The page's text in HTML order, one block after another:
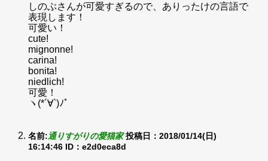
しのぶさんが可愛すぎるので、ありったけの言語で
表現します！
可愛い！
cute!
mignonne!
carina!
bonita!
niedlich!
可愛！
ヽ(*´∀`)ﾉﾟ
名前:通りすがりの愛猫家 投稿日：2018/01/14(日)
16:14:46 ID：e2d0eca8d